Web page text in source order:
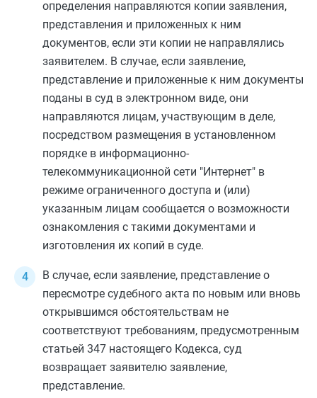
определения направляются копии заявления,
представления и приложенных к ним
документов, если эти копии не направлялись
заявителем. В случае, если заявление,
представление и приложенные к ним документы
поданы в суд в электронном виде, они
направляются лицам, участвующим в деле,
посредством размещения в установленном
порядке в информационно-
телекоммуникационной сети "Интернет" в
режиме ограниченного доступа и (или)
указанным лицам сообщается о возможности
ознакомления с такими документами и
изготовления их копий в суде.
В случае, если заявление, представление о
пересмотре судебного акта по новым или вновь
открывшимся обстоятельствам не
соответствуют требованиям, предусмотренным
статьей 347 настоящего Кодекса, суд
возвращает заявителю заявление,
представление.